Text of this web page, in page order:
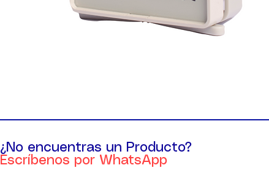
¿No encuentras un Producto?
Escríbenos por WhatsApp